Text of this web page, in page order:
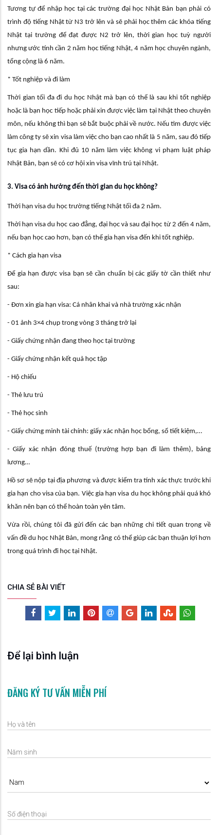
Tương tự để nhập học tại các trường đại học Nhật Bản bạn phải có
trình độ tiếng Nhật từ N3 trở lên và sẽ phải học thêm các khóa tiếng
Nhật tại trường để đạt được N2 trở lên, thời gian học tuỳ người
nhưng ước tính cần 2 năm học tiếng Nhật, 4 năm học chuyên ngành,
tổng cộng là 6 năm.
* Tốt nghiệp và đi làm
Thời gian tối đa đi du học Nhật mà bạn có thể là sau khi tốt nghiệp
hoặc là bạn học tiếp hoặc phải xin được việc làm tại Nhật theo chuyên
môn, nếu không thì bạn sẽ bắt buộc phải về nước. Nếu tìm được việc
làm công ty sẽ xin visa làm việc cho bạn cao nhất là 5 năm, sau đó tiếp
tục gia hạn dần. Khi đủ 10 năm làm việc không vi phạm luật pháp
Nhật Bản, bạn sẽ có cơ hội xin visa vĩnh trú tại Nhật.
3. Visa có ảnh hưởng đến thời gian du học không?
Thời hạn visa du học trường tiếng Nhật tối đa 2 năm.
Thời hạn visa du học cao đẳng, đại học và sau đại học từ 2 đến 4 năm,
nếu bạn học cao hơn, bạn có thể gia hạn visa đến khi tốt nghiệp.
* Cách gia hạn visa
Để gia hạn được visa bạn sẽ cần chuẩn bị các giấy tờ cần thiết như
sau:
- Đơn xin gia hạn visa: Cá nhân khai và nhà trường xác nhận
- 01 ảnh 3×4 chụp trong vòng 3 tháng trở lại
- Giấy chứng nhận đang theo học tại trường
- Giấy chứng nhận kết quả học tập
- Hộ chiếu
- Thẻ lưu trú
- Thẻ học sinh
- Giấy chứng minh tài chính: giấy xác nhận học bổng, sổ tiết kiệm,…
- Giấy xác nhận đóng thuế (trường hợp bạn đi làm thêm), bảng
lương…
Hồ sơ sẽ nộp tại địa phương và được kiểm tra tính xác thực trước khi
gia hạn cho visa của bạn. Việc gia hạn visa du học không phải quá khó
khăn nên bạn có thể hoàn toàn yên tâm.
Vừa rồi, chúng tôi đã gửi đến các bạn những chi tiết quan trọng về
vấn đề du học Nhật Bản, mong rằng có thể giúp các bạn thuận lợi hơn
trong quá trình đi học tại Nhật.
CHIA SẺ BÀI VIẾT
Để lại bình luận
ĐĂNG KÝ TƯ VẤN MIỄN PHÍ